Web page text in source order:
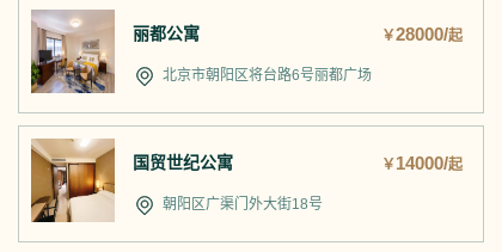
丽都公寓 ￥28000/起
北京市朝阳区将台路6号丽都广场
国贸世纪公寓 ￥ 14000/起
朝阳区广渠门外大街18号